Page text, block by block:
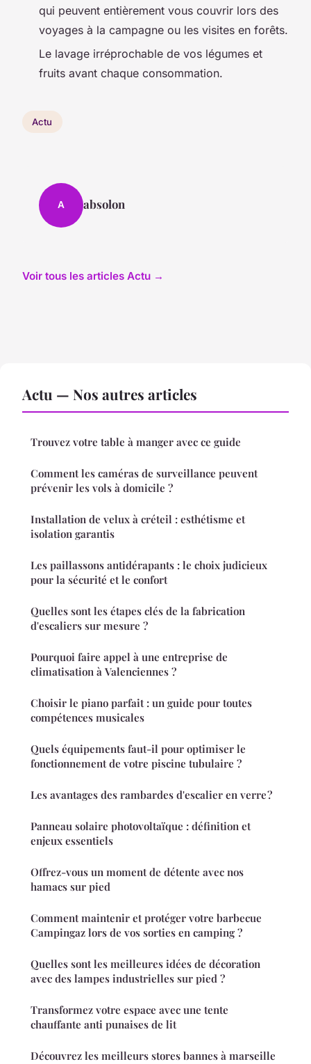
qui peuvent entièrement vous couvrir lors des
voyages à la campagne ou les visites en forêts.
Le lavage irréprochable de vos légumes et
fruits avant chaque consommation.
Actu
A absolon
Voir tous les articles Actu →
Actu — Nos autres articles
Trouvez votre table à manger avec ce guide
Comment les caméras de surveillance peuvent
prévenir les vols à domicile ?
Installation de velux à créteil : esthétisme et
isolation garantis
Les paillassons antidérapants : le choix judicieux
pour la sécurité et le confort
Quelles sont les étapes clés de la fabrication
d'escaliers sur mesure ?
Pourquoi faire appel à une entreprise de
climatisation à Valenciennes ?
Choisir le piano parfait : un guide pour toutes
compétences musicales
Quels équipements faut-il pour optimiser le
fonctionnement de votre piscine tubulaire ?
Les avantages des rambardes d'escalier en verre ?
Panneau solaire photovoltaïque : définition et
enjeux essentiels
Offrez-vous un moment de détente avec nos
hamacs sur pied
Comment maintenir et protéger votre barbecue
Campingaz lors de vos sorties en camping ?
Quelles sont les meilleures idées de décoration
avec des lampes industrielles sur pied ?
Transformez votre espace avec une tente
chauffante anti punaises de lit
Découvrez les meilleurs stores bannes à marseille